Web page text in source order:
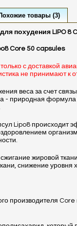
товары (3)
похудения LIPO 8
Core 50 capsules
с доставкой
не принимают к
веса за счет
- природная
Lipo8 происходит
жировой
снижение уровня
производителя